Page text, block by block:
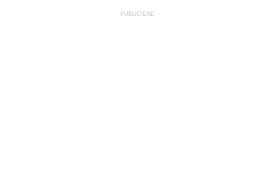
PUBLICIDAD